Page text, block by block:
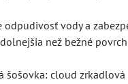
vody a
než bežné
šošovka: cloud zrkadlová